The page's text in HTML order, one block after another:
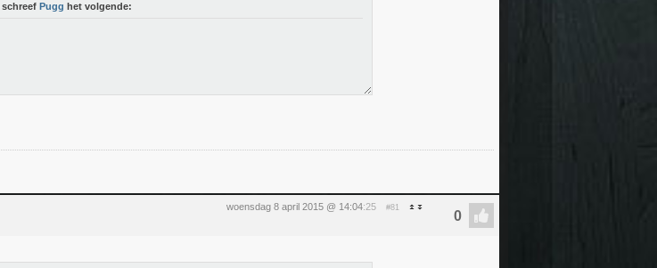
schreef Pugg het volgende:
woensdag 8 april 2015 @ 14:04:25 #81